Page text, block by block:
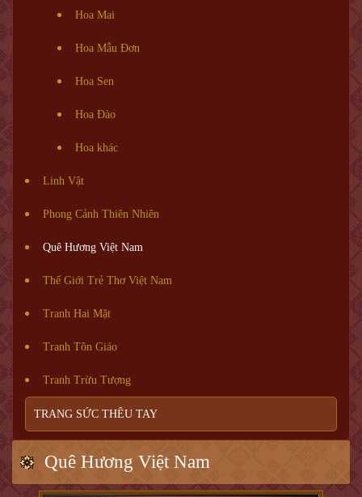
Hoa Mai
Hoa Mẫu Đơn
Hoa Sen
Hoa Đào
Hoa khác
Linh Vật
Phong Cảnh Thiên Nhiên
Quê Hương Việt Nam
Thế Giới Trẻ Thơ Việt Nam
Tranh Hai Mặt
Tranh Tôn Giáo
Tranh Trừu Tượng
TRANG SỨC THÊU TAY
Quê Hương Việt Nam